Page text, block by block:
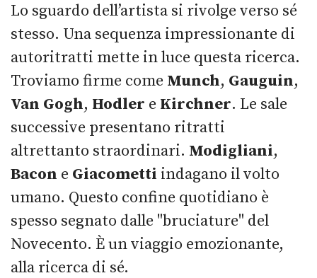
Lo sguardo dell’artista si rivolge verso sé
stesso. Una sequenza impressionante di
autoritratti mette in luce questa ricerca.
Troviamo firme come Munch, Gauguin,
Van Gogh, Hodler e Kirchner. Le sale
successive presentano ritratti
altrettanto straordinari. Modigliani,
Bacon e Giacometti indagano il volto
umano. Questo confine quotidiano è
spesso segnato dalle "bruciature" del
Novecento. È un viaggio emozionante,
alla ricerca di sé.